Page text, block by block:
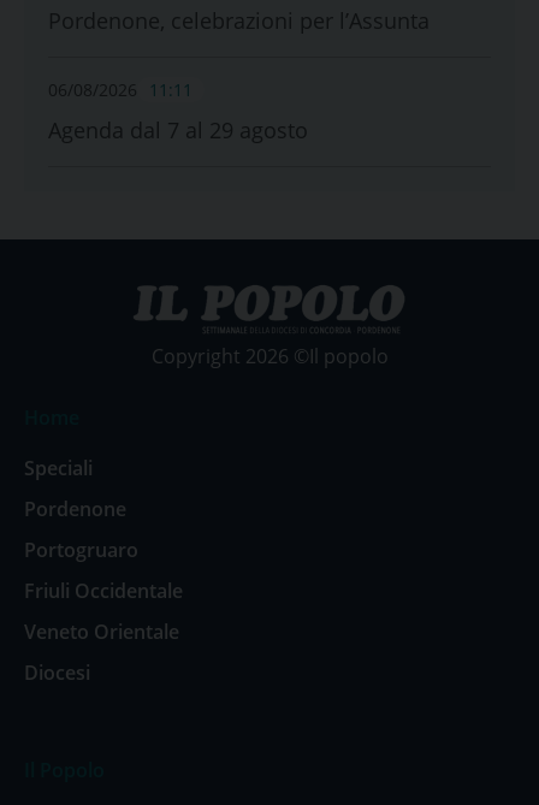
Pordenone, celebrazioni per l’Assunta
06/08/2026 11:11
Agenda dal 7 al 29 agosto
Copyright 2026 ©Il popolo
Speciali
Pordenone
Portogruaro
Friuli Occidentale
Veneto Orientale
Diocesi